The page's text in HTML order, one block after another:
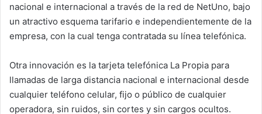
nacional e internacional a través de la red de NetUno, bajo
un atractivo esquema tarifario e independientemente de la
empresa, con la cual tenga contratada su línea telefónica.
Otra innovación es la tarjeta telefónica La Propia para
llamadas de larga distancia nacional e internacional desde
cualquier teléfono celular, fijo o público de cualquier
operadora, sin ruidos, sin cortes y sin cargos ocultos.